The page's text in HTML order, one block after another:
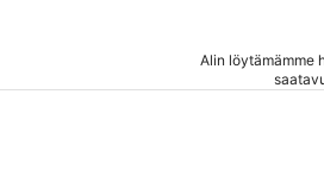
Alin löytämämme